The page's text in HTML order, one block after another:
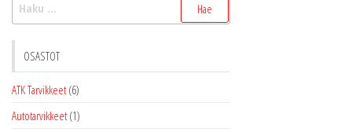
OSASTOT
ATK Tarvikkeet (6)
Autotarvikkeet (1)